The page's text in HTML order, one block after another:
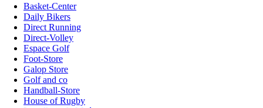
Basket-Center
Daily Bikers
Direct Running
Direct-Volley
Espace Golf
Foot-Store
Galop Store
Golf and co
Handball-Store
House of Rugby